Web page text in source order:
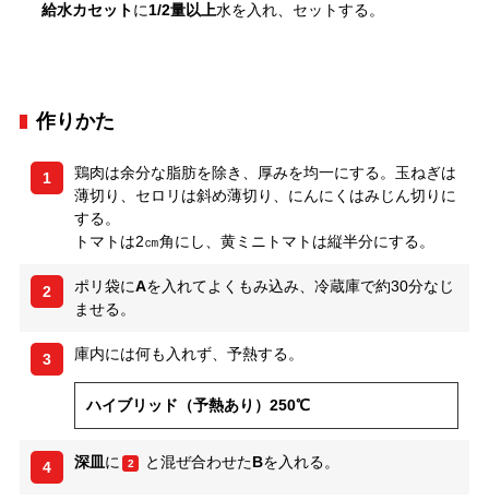
給水カセットに1/2量以上水を入れ、セットする。
作りかた
1
鶏肉は余分な脂肪を除き、厚みを均一にする。玉ねぎは
薄切り、セロリは斜め薄切り、にんにくはみじん切りに
する。
トマトは2㎝角にし、黄ミニトマトは縦半分にする。
2 ポリ袋にAを入れてよくもみ込み、冷蔵庫で約30分なじ
ませる。
3 庫内には何も入れず、予熱する。
ハイブリッド（予熱あり）250℃
4 深皿に 2 と混ぜ合わせたBを入れる。